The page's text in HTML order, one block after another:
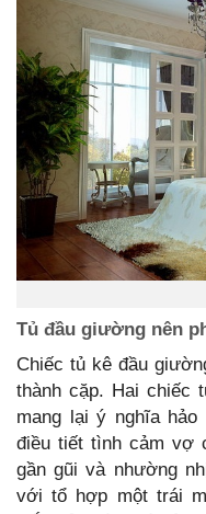
Tủ đầu giường nên
Chiếc tủ kê đầu
thành cặp. Hai chiếc
mang lại ý nghĩa
điều tiết tình cảm vợ
gần gũi và nhường
với tổ hợp một trái